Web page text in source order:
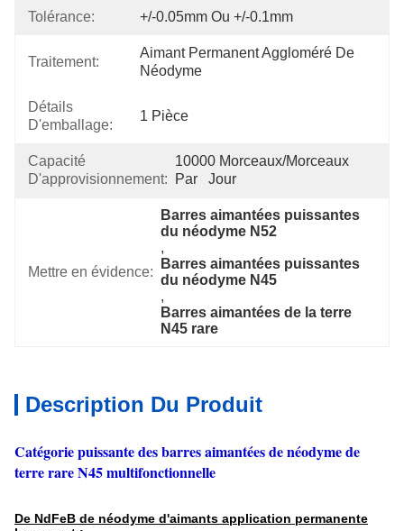
Tolérance: +/-0.05mm Ou +/-0.1mm
Traitement:
Aimant Permanent Aggloméré De
Néodyme
Détails
D'emballage:
1 Pièce
Capacité
D'approvisionnement:
10000 Morceaux/morceaux
Par   Jour
Mettre en évidence:
Barres aimantées puissantes
du néodyme N52
,
Barres aimantées puissantes
du néodyme N45
,
Barres aimantées de la terre
N45 rare
Description Du Produit
Catégorie puissante des barres aimantées de néodyme de
terre rare N45 multifonctionnelle
De NdFeB de néodyme d'aimants application permanente